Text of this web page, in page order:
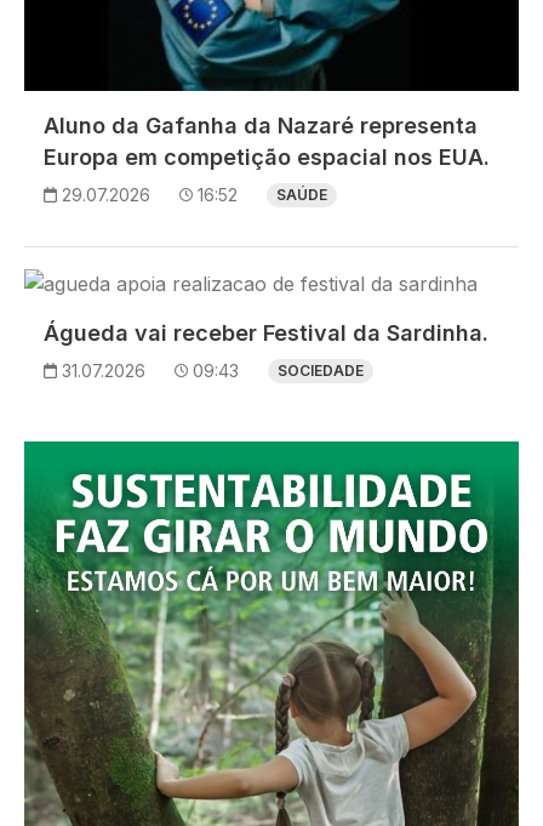
Aluno da Gafanha da Nazaré representa
Europa em competição espacial nos EUA.
29.07.2026 16:52 SAÚDE
Imagem
Águeda vai receber Festival da Sardinha.
31.07.2026 09:43 SOCIEDADE